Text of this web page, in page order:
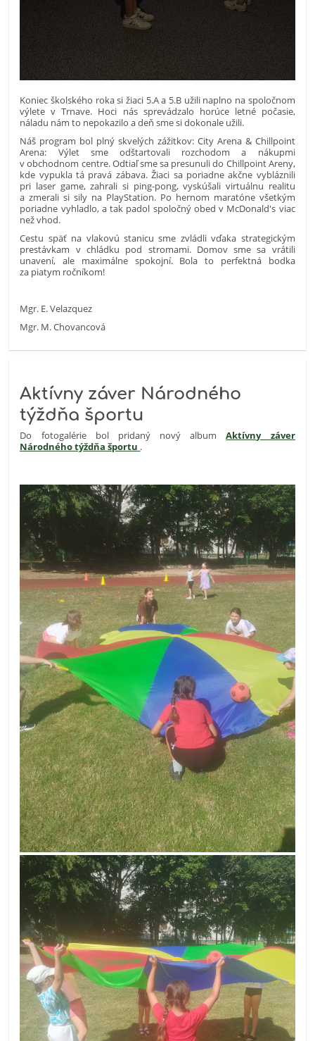
​Koniec školského roka si žiaci 5.A a 5.B užili naplno na spoločnom
výlete v Trnave. Hoci nás sprevádzalo horúce letné počasie,
náladu nám to nepokazilo a deň sme si dokonale užili. ​
Náš program bol plný skvelých zážitkov: ​City Arena & Chillpoint
Arena: Výlet sme odštartovali rozchodom a nákupmi
v obchodnom centre. Odtiaľ sme sa presunuli do Chillpoint Areny,
kde vypukla tá pravá zábava. Žiaci sa poriadne akčne vybláznili
pri laser game, zahrali si ping-pong, vyskúšali virtuálnu realitu
a zmerali si sily na PlayStation. Po hernom maratóne všetkým
poriadne vyhladlo, a tak padol spoločný obed v McDonald's viac
než vhod.
​Cestu späť na vlakovú stanicu sme zvládli vďaka strategickým
prestávkam v chládku pod stromami. Domov sme sa vrátili
unavení, ale maximálne spokojní. Bola to perfektná bodka
za piatym ročníkom!
Mgr. E. Velazquez
Mgr. M. Chovancová
Aktívny záver Národného
týždňa športu
Do fotogalérie bol pridaný nový albumAktívny záver
Národného týždňa športu .